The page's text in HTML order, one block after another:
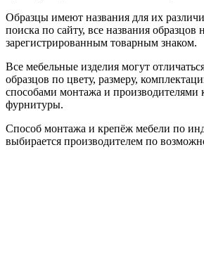
Образцы имеют названия для их
поиска по сайту, все названия образцов
зарегистрированным товарным знаком.
Все мебельные изделия могут
образцов по цвету, размеру,
способами монтажа и
фурнитуры.
Способ монтажа и крепёж мебели по
выбирается производителем по